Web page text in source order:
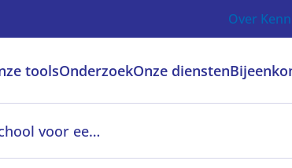
Over
toolsOnderzoekOnze diensten
Informatiemanagement op school voor een doelgerichte inzet van ICT